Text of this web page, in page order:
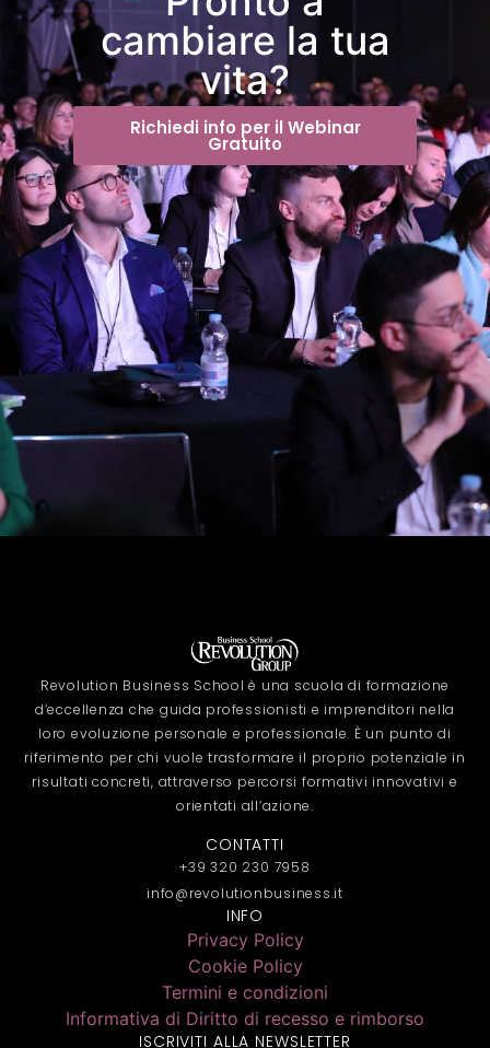
cambiare la tua
vita?
Richiedi info per il Webinar
Gratuito
Revolution Business School è una scuola di formazione
d’eccellenza che guida professionisti e imprenditori nella
loro evoluzione personale e professionale. È un punto di
riferimento per chi vuole trasformare il proprio potenziale in
risultati concreti, attraverso percorsi formativi innovativi e
orientati all’azione.
CONTATTI
+39 320 230 7958
info@revolutionbusiness.it
INFO
Privacy Policy
Cookie Policy
Termini e condizioni
Informativa di Diritto di recesso e rimborso
ISCRIVITI ALLA NEWSLETTER